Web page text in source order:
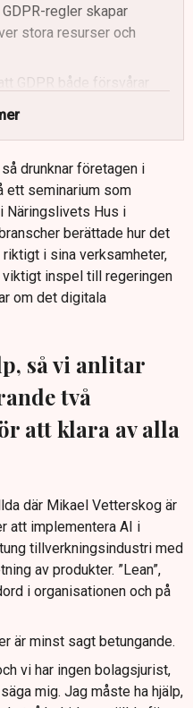
regler skapar
stora resurser och
GDPR både försvårar
effektivare sjukvård,
många små
verksamheten.
tydligare tillämpning
kan ersätta delar av den
GDPR och andra
behovet av balans mellan
drunknar företagen i
ett seminarium som
Näringslivets Hus i
berättade hur det
i sina verksamheter,
inspel till regeringen
om det digitala
så vi anlitar
två
att klara av alla
där Mikael Vetterskog är
att implementera AI i
tillverkningsindustri med
av produkter. ”Lean”,
i organisationen och på
är minst sagt betungande.
vi har ingen bolagsjurist,
mig. Jag måste ha hjälp,